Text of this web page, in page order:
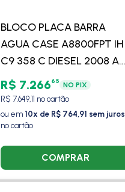
BLOCO PLACA BARRA
AGUA CASE A8800FPT IH
C9 358 C DIESEL 2008 A
2014
R$ 7.26665 NO PIX
R$ 7.649,11 no cartão
ou em 10x de R$ 764,91 sem juros
no cartão
COMPRAR